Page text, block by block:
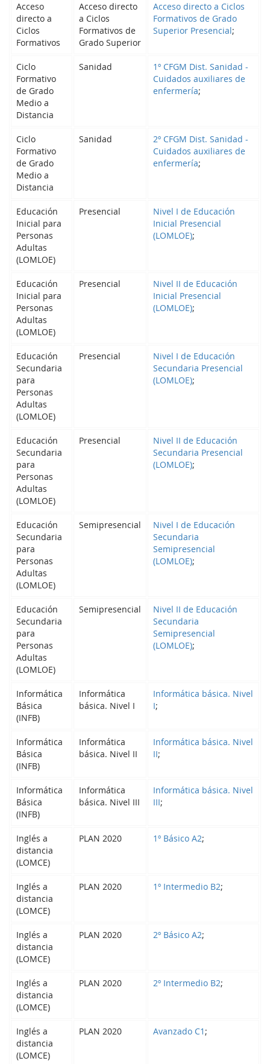
Acceso
directo a
Ciclos
Formativos
Acceso directo
a Ciclos
Formativos de
Grado Superior
Acceso directo a Ciclos
Formativos de Grado
Superior Presencial;
Ciclo
Formativo
de Grado
Medio a
Distancia
Sanidad
1º CFGM Dist. Sanidad -
Cuidados auxiliares de
enfermería;
Ciclo
Formativo
de Grado
Medio a
Distancia
Sanidad
2º CFGM Dist. Sanidad -
Cuidados auxiliares de
enfermería;
Educación
Inicial para
Personas
Adultas
(LOMLOE)
Presencial
Nivel I de Educación
Inicial Presencial
(LOMLOE);
Educación
Inicial para
Personas
Adultas
(LOMLOE)
Presencial
Nivel II de Educación
Inicial Presencial
(LOMLOE);
Educación
Secundaria
para
Personas
Adultas
(LOMLOE)
Presencial
Nivel I de Educación
Secundaria Presencial
(LOMLOE);
Educación
Secundaria
para
Personas
Adultas
(LOMLOE)
Presencial
Nivel II de Educación
Secundaria Presencial
(LOMLOE);
Educación
Secundaria
para
Personas
Adultas
(LOMLOE)
Semipresencial
Nivel I de Educación
Secundaria
Semipresencial
(LOMLOE);
Educación
Secundaria
para
Personas
Adultas
(LOMLOE)
Semipresencial
Nivel II de Educación
Secundaria
Semipresencial
(LOMLOE);
Informática
Básica
(INFB)
Informática
básica. Nivel I
Informática básica. Nivel
I;
Informática
Básica
(INFB)
Informática
básica. Nivel II
Informática básica. Nivel
II;
Informática
Básica
(INFB)
Informática
básica. Nivel III
Informática básica. Nivel
III;
Inglés a
distancia
(LOMCE)
PLAN 2020 1º Básico A2;
Inglés a
distancia
(LOMCE)
PLAN 2020 1º Intermedio B2;
Inglés a
distancia
(LOMCE)
PLAN 2020 2º Básico A2;
Inglés a
distancia
(LOMCE)
PLAN 2020 2º Intermedio B2;
Inglés a
distancia
(LOMCE)
PLAN 2020 Avanzado C1 ;